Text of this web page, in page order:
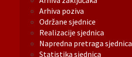
Arhiva poziva
Održane sjednice
Realizacije sjednica
Napredna pretraga sjednica
Statistika sjednica